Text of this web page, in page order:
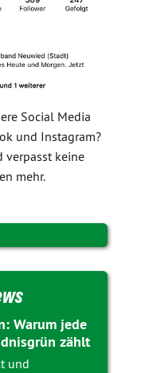
Social Media
und Instagram?
verpasst keine
mehr.
Warum jede
zählt
und